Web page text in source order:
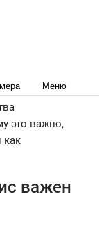
Меню
это важно,
как
важен